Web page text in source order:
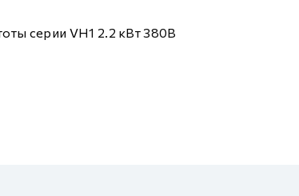
серии VH1 2.2 кВт 380В